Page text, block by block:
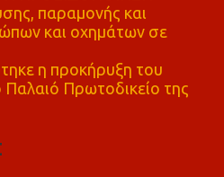
παραμονής και
και οχημάτων σε
η προκήρυξη του
Παλαιό Πρωτοδικείο της